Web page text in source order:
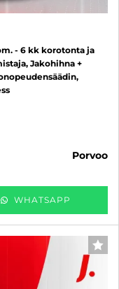
- 6 kk korotonta ja
Jakohihna +
porvoo
WHATSAPP